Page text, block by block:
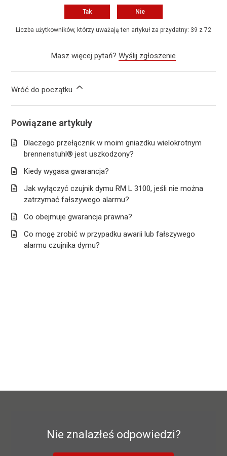
Tak Nie
Liczba użytkowników, którzy uważają ten artykuł za przydatny: 39 z 72
Masz więcej pytań? Wyślij zgłoszenie
Wróć do początku
Powiązane artykuły
Dlaczego przełącznik w moim gniazdku wielokrotnym
brennenstuhl® jest uszkodzony?
Kiedy wygasa gwarancja?
Jak wyłączyć czujnik dymu RM L 3100, jeśli nie można
zatrzymać fałszywego alarmu?
Co obejmuje gwarancja prawna?
Co mogę zrobić w przypadku awarii lub fałszywego
alarmu czujnika dymu?
Nie znalazłeś odpowiedzi?